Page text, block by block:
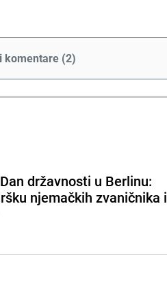
komentare (2)
državnosti u Berlinu:
njemačkih zvaničnika i